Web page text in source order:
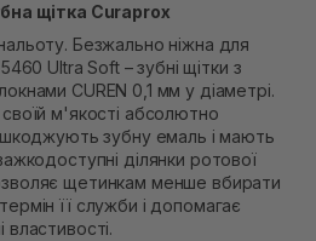
вул. Кулика і Гудачека 23 (ТЦ
щітка Curaprox
Безжально ніжна для
Ultra Soft – зубні щітки з
CUREN 0,1 мм у діаметрі.
м'якості абсолютно
зубну емаль і мають
ділянки ротової
щетинкам менше вбирати
її служби і допомагає